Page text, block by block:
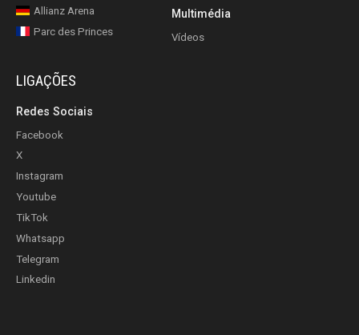
Allianz Arena
Parc des Princes
Multimédia
Vídeos
LIGAÇÕES
Redes Sociais
Facebook
X
Instagram
Youtube
TikTok
Whatsapp
Telegram
Linkedin